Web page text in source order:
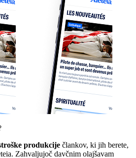
produkcije člankov, ki jih berete,
Zahvaljujoč davčnim olajšavam